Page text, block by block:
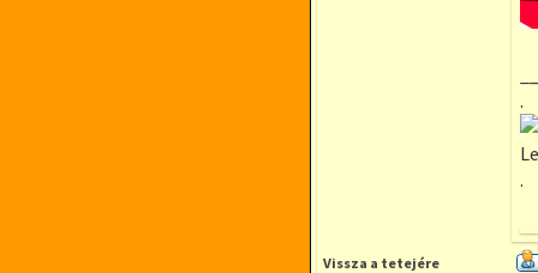
.
.
Vissza a tetejére